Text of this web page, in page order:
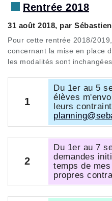
Rentrée 2018
31 août 2018, par
Pour cette rentrée 2018/
concernant la mise en place
les modalités sont
1
Du 1er au 5
élèves
leurs
2
Du 1er au 7
demandes
temps de
propres